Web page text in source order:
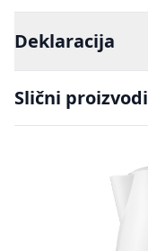
Deklaracija
Slični proizvodi